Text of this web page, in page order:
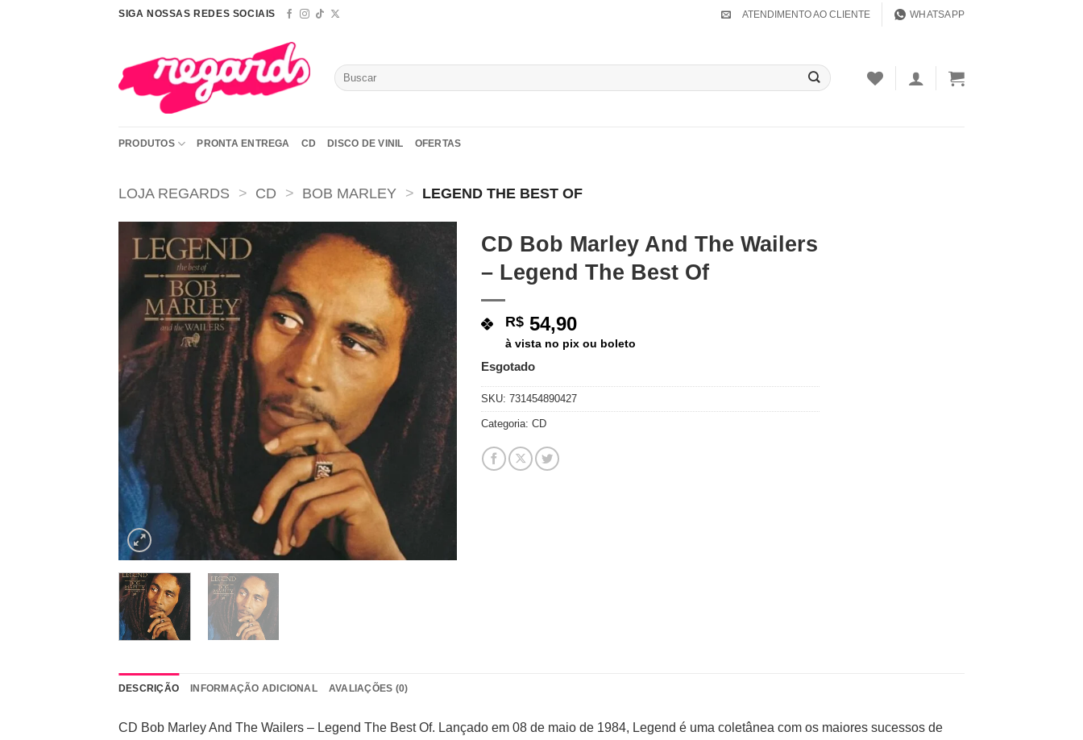
SIGA NOSSAS REDES SOCIAIS ATENDIMENTO AO CLIENTE WHATSAPP
Pesquisar
por:
PRODUTOS PRONTA ENTREGA CD DISCO DE VINIL OFERTAS
LOJA REGARDS > CD > BOB MARLEY > LEGEND THE BEST OF
Adicionar
a lista de
desejos
CD Bob Marley And The Wailers
– Legend The Best Of
R$ 54,90
à vista no pix ou boleto
Esgotado
SKU: 731454890427
Categoria: CD
DESCRIÇÃO INFORMAÇÃO ADICIONAL AVALIAÇÕES (0)
CD Bob Marley And The Wailers – Legend The Best Of. Lançado em 08 de maio de 1984, Legend é uma coletânea com os maiores sucessos de